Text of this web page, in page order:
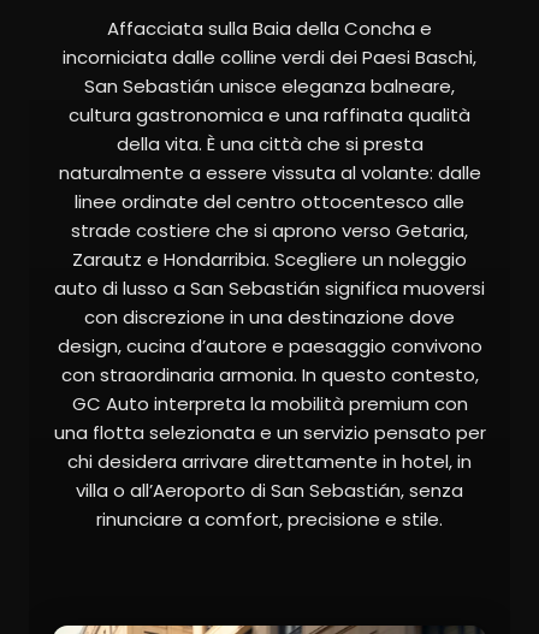
Affacciata sulla Baia della Concha e
incorniciata dalle colline verdi dei Paesi Baschi,
San Sebastián unisce eleganza balneare,
cultura gastronomica e una raffinata qualità
della vita. È una città che si presta
naturalmente a essere vissuta al volante: dalle
linee ordinate del centro ottocentesco alle
strade costiere che si aprono verso Getaria,
Zarautz e Hondarribia. Scegliere un noleggio
auto di lusso a San Sebastián significa muoversi
con discrezione in una destinazione dove
design, cucina d’autore e paesaggio convivono
con straordinaria armonia. In questo contesto,
GC Auto interpreta la mobilità premium con
una flotta selezionata e un servizio pensato per
chi desidera arrivare direttamente in hotel, in
villa o all’Aeroporto di San Sebastián, senza
rinunciare a comfort, precisione e stile.